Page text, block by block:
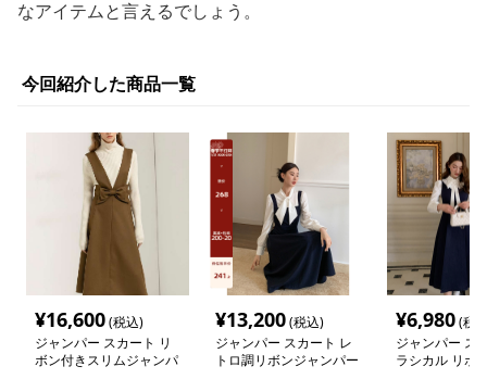
なアイテムと言えるでしょう。
今回紹介した商品一覧
¥16,600(税込)
ジャンパー スカート リ
ボン付きスリムジャンパ
¥13,200(税込)
ジャンパー スカート レ
トロ調リボンジャンパー
¥6,980(税
ジャンパー ス
ラシカル リボ